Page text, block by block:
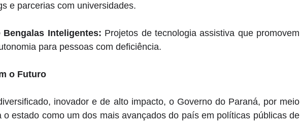
e parcerias com universidades.
Inteligentes: Projetos de tecnologia assistiva que promovem
para pessoas com deficiência.
o Futuro
inovador e de alto impacto, o Governo do Paraná, por meio
o estado como um dos mais avançados do país em políticas públicas de